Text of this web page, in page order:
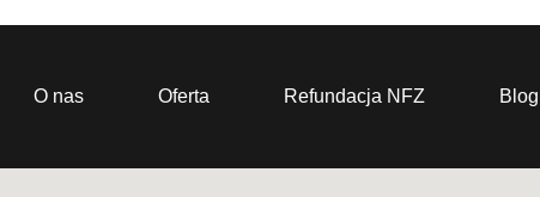
O nas Oferta Refundacja NFZ Blog